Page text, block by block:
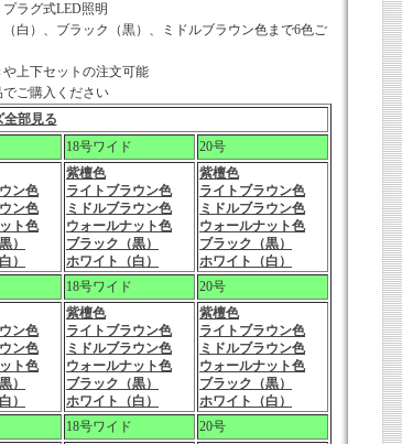
ラグ式LED照明
白）、ブラック（黒）、ミドルブラウン色まで6色ご
上下セットの注文可能
ご購入ください
全部見る
18号ワイド 20号
ン色
ン色
ト色
）
）
紫檀色
ライトブラウン色
ミドルブラウン色
ウォールナット色
ブラック（黒）
ホワイト（白）
紫檀色
ライトブラウン色
ミドルブラウン色
ウォールナット色
ブラック（黒）
ホワイト（白）
18号ワイド 20号
ン色
ン色
ト色
）
）
紫檀色
ライトブラウン色
ミドルブラウン色
ウォールナット色
ブラック（黒）
ホワイト（白）
紫檀色
ライトブラウン色
ミドルブラウン色
ウォールナット色
ブラック（黒）
ホワイト（白）
18号ワイド 20号